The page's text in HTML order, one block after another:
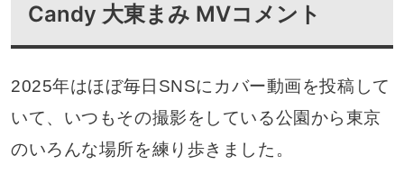
Candy 大東まみ MVコメント
2025年はほぼ毎日SNSにカバー動画を投稿して
いて、いつもその撮影をしている公園から東京
のいろんな場所を練り歩きました。